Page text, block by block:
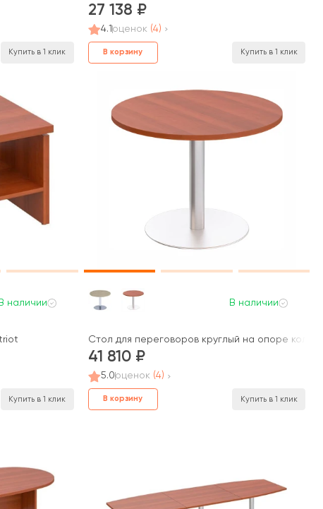
Купить в 1 клик
27 138
4.1 оценок (4)
В корзину Купить в 1 клик
В наличии
Купить в 1 клик
В наличии
Стол для переговоров круглый на опоре
41 810
5.0оценок (4)
В корзину Купить в 1 клик